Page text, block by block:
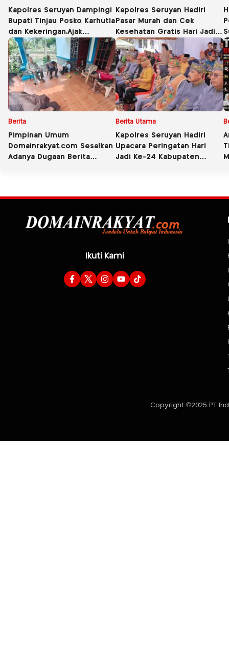
Kapolres Seruyan Dampingi
Bupati Tinjau Posko Karhutla
dan Kekeringan,Ajak
Masyarakat Tingkatkan
Kewaspadaan.
Kapolres Seruyan Hadiri
Pasar Murah dan Cek
Kesehatan Gratis Hari Jadi
Ke-24 Kabupaten Seruyan.
Berita
Pimpinan Umum
Domainrakyat.com Sesalkan
Adanya Dugaan Berita
Pencemaran Lingkungan
Berita Utama
Kapolres Seruyan Hadiri
Upacara Peringatan Hari
Jadi Ke-24 Kabupaten
Ikuti Kami
Copyright ©2025 PT